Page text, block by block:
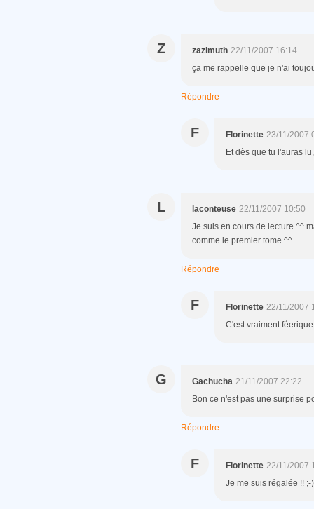
Z zazimuth 22/11/2007 16:14
ça me rappelle que je n'ai
Répondre
F Florinette 23/11/2007
Et dès que tu l'auras
L laconteuse 22/11/2007 10:50
Je suis en cours de lecture ^^
comme le premier tome ^^
Répondre
F Florinette 22/11/2007
C'est vraiment
G Gachucha 21/11/2007 22:22
Bon ce n'est pas une surprise
Répondre
F Florinette 22/11/2007
Je me suis régalée !! ;-